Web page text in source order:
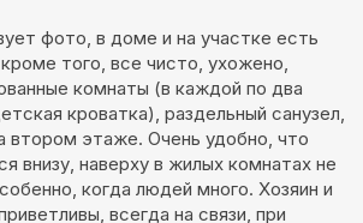
фото, в доме и на участке есть
того, все чисто, ухожено,
комнаты (в каждой по два
кроватка), раздельный санузел,
втором этаже. Очень удобно, что
внизу, наверху в жилых комнатах не
когда людей много. Хозяин и
всегда на связи, при